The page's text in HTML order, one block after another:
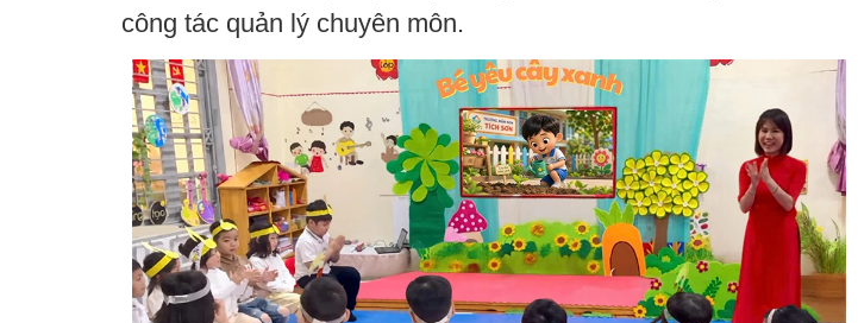
công tác quản lý chuyên môn.